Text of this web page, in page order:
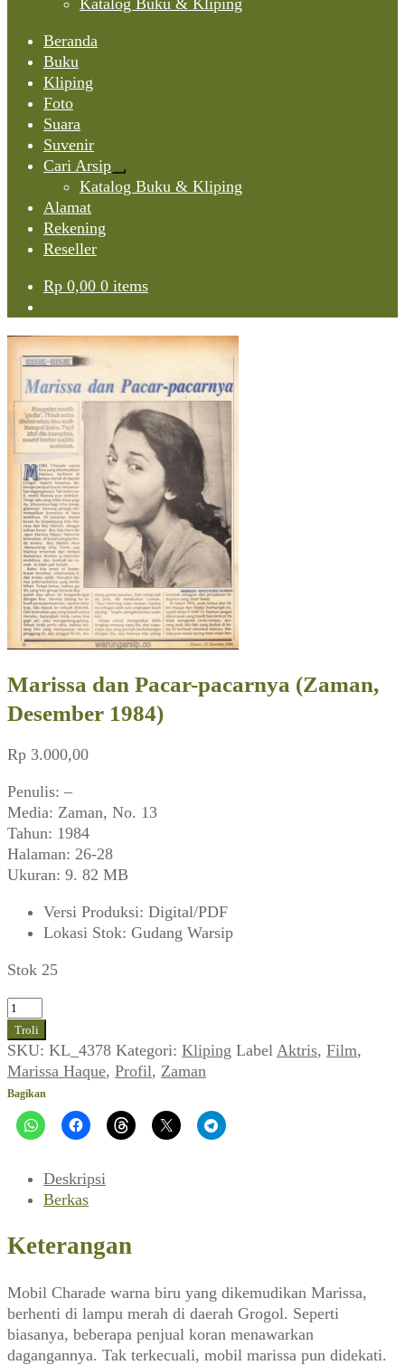
Katalog Buku & Kliping
Beranda
Buku
Kliping
Foto
Suara
Suvenir
Cari Arsip
Expand
child
Katalog Buku & Kliping
Alamat
Rekening
Reseller
Rp 0,00 0 items
Marissa dan Pacar-pacarnya (Zaman,
Desember 1984)
Rp 3.000,00
Penulis: –
Media: Zaman, No. 13
Tahun: 1984
Halaman: 26-28
Ukuran: 9. 82 MB
Versi Produksi: Digital/PDF
Lokasi Stok: Gudang Warsip
Stok 25
Kuantitas
Marissa
dan
Pacar-
pacarnya
(Zaman,
Desember
Troli
SKU: KL_4378 Kategori: Kliping Label Aktris, Film,
Marissa Haque, Profil, Zaman
Bagikan
Deskripsi
Berkas
Keterangan
Mobil Charade warna biru yang dikemudikan Marissa,
berhenti di lampu merah di daerah Grogol. Seperti
biasanya, beberapa penjual koran menawarkan
dagangannya. Tak terkecuali, mobil marissa pun didekati.